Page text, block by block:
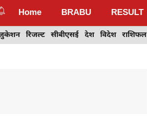
Home BRABU RESULT
रिजल्ट सीबीएसई देश विदेश राशिफल